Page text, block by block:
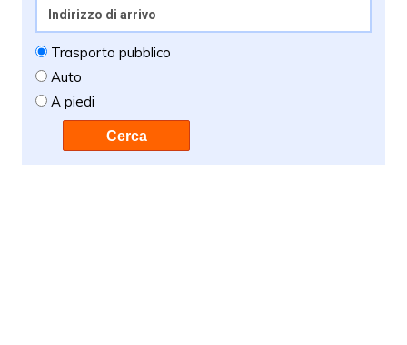
Trasporto pubblico
Auto
A piedi
Cerca